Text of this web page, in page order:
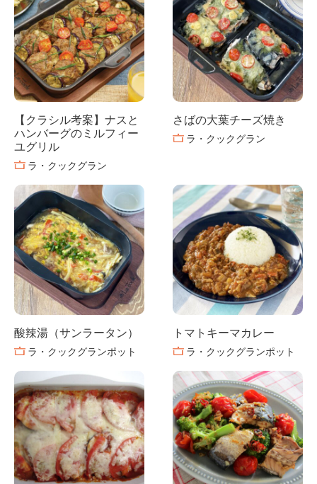
【クラシル考案】ナスと
ハンバーグのミルフィー
ユグリル
ラ・クックグラン
さばの大葉チーズ焼き
ラ・クックグラン
酸辣湯（サンラータン）
ラ・クックグランポット
トマトキーマカレー
ラ・クックグランポット